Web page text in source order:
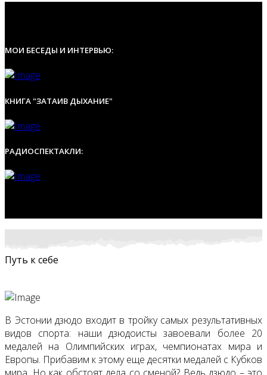
МОИ БЕСЕДЫ И ИНТЕРВЬЮ:
КНИГА "ЗАТАИВ ДЫХАНИЕ"
РАДИОСПЕКТАКЛИ:
Путь к себе
В Эстонии дзюдо входит в тройку самых результативных
видов спорта: наши дзюдоисты завоевали более 20
медалей на Олимпийских играх, чемпионатах мира и
Европы. Прибавим к этому еще десятки медалей с Кубков
мира. Но как обстоят дела со сменой? Ведь дзюдо – это